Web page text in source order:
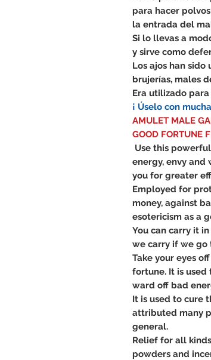
para hacer
la entrada del
Si lo llevas a
y sirve como
Los ajos han
brujerías, males
Era utilizado
¡ Úselo con
AMULET MALE
GOOD FORTUNE
Use this
energy, envy
you for greater
Employed for
money, against
esotericism as a
You can carry it
we carry if we go
Take your eyes
fortune. It is used
ward off bad
It is used to cure
attributed many
general.
Relief for all
powders and